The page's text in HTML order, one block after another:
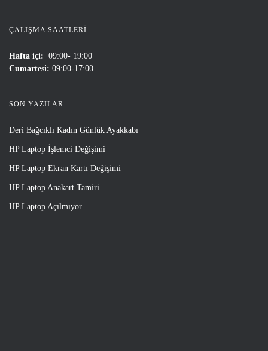
ÇALIŞMA SAATLERI
Hafta içi: 09:00- 19:00
Cumartesi: 09:00-17:00
SON YAZILAR
Deri Bağcıklı Kadın Günlük Ayakkabı
HP Laptop İşlemci Değişimi
HP Laptop Ekran Kartı Değişimi
HP Laptop Anakart Tamiri
HP Laptop Açılmıyor